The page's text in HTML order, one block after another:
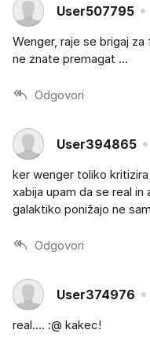
User507795
Wenger, raje se brigaj
ne znate premagat ...
Odgovori
User394865
ker wenger toliko
xabija upam da se real in
galaktiko ponižajo ne
Odgovori
User374976
real.... :@ kakec!